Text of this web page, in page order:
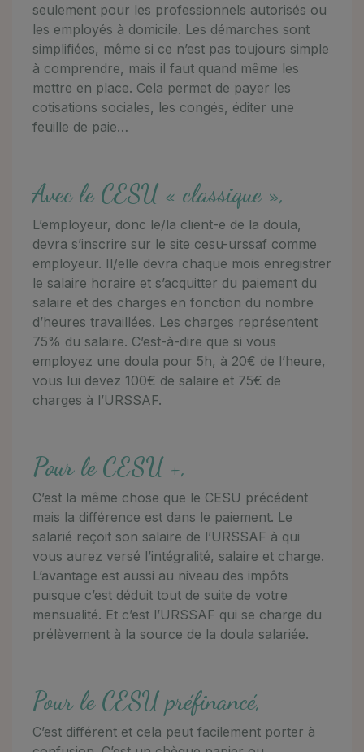
seulement pour les professionnels autorisés ou
les employés à domicile. Les démarches sont
simplifiées, même si ce n’est pas toujours simple
à comprendre, mais il faut quand même les
mettre en place. Cela permet de payer les
cotisations sociales, les congés, éditer une
feuille de paie…
Avec le CESU « classique »,
L’employeur, donc le/la client-e de la doula,
devra s’inscrire sur le site cesu-urssaf comme
employeur. Il/elle devra chaque mois enregistrer
le salaire horaire et s’acquitter du paiement du
salaire et des charges en fonction du nombre
d’heures travaillées. Les charges représentent
75% du salaire. C’est-à-dire que si vous
employez une doula pour 5h, à 20€ de l’heure,
vous lui devez 100€ de salaire et 75€ de
charges à l’URSSAF.
Pour le CESU +,
C’est la même chose que le CESU précédent
mais la différence est dans le paiement. Le
salarié reçoit son salaire de l’URSSAF à qui
vous aurez versé l’intégralité, salaire et charge.
L’avantage est aussi au niveau des impôts
puisque c’est déduit tout de suite de votre
mensualité. Et c’est l’URSSAF qui se charge du
prélèvement à la source de la doula salariée.
Pour le CESU préfinancé,
C’est différent et cela peut facilement porter à